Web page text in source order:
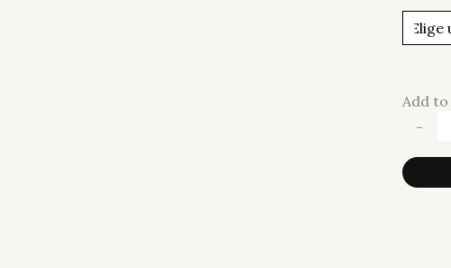
Add
-
-
Baobab